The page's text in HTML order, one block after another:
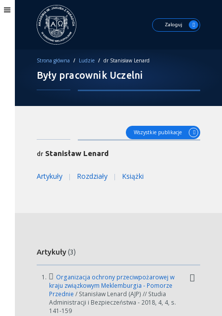
Zaloguj
Strona główna / Ludzie / dr Stanisław Lenard
Były pracownik Uczelni
Wszystkie publikacje
dr Stanisław Lenard
Artykuły | Rozdziały | Książki
Artykuły(3)
1.
Organizacja ochrony przeciwpożarowej w
kraju związkowym Meklemburgia - Pomorze
Przednie / Stanisław Lenard (AJP) // Studia
Administracji i Bezpieczeństwa - 2018, 4, 4, s.
141-159